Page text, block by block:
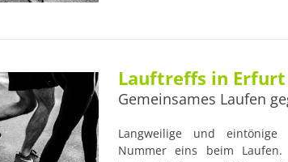
Lauftreffs in Erfurt
Gemeinsames Laufen
Langweilige und eintönige
Nummer eins beim